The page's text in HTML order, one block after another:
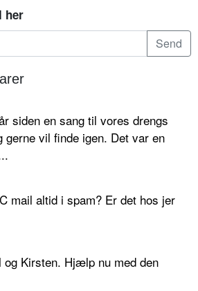
her
siden en sang til vores drengs
gerne vil finde igen. Det var en
mail altid i spam? Er det hos jer
Kirsten. Hjælp nu med den